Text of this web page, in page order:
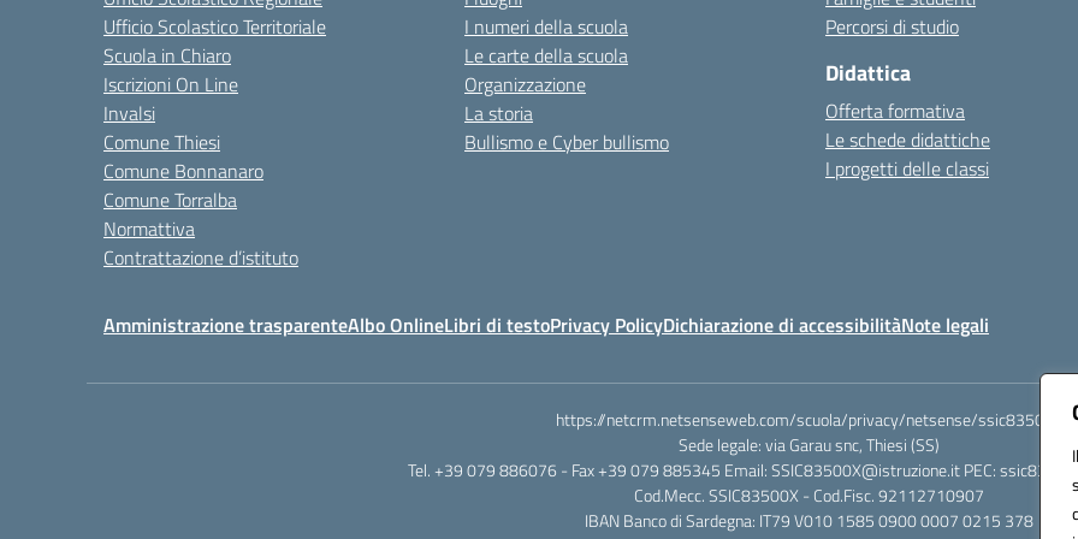
Ufficio Scolastico Territoriale
Scuola in Chiaro
Iscrizioni On Line
Invalsi
Comune Thiesi
Comune Bonnanaro
Comune Torralba
Normattiva
Contrattazione d’istituto
I numeri della scuola
Le carte della scuola
Organizzazione
La storia
Bullismo e Cyber bullismo
Percorsi di studio
Didattica
Offerta formativa
Le schede didattiche
I progetti delle classi
Amministrazione trasparenteAlbo OnlineLibri di testoPrivacy PolicyDichiarazione di accessibilitàNote legali
https://netcrm.netsenseweb.com/scuola/privacy/netsense/ssic83500x
Sede legale: via Garau snc, Thiesi (SS)
Tel. +39 079 886076 - Fax +39 079 885345 Email: SSIC83500X@istruzione.it PEC:
Cod.Mecc. SSIC83500X - Cod.Fisc. 92112710907
IBAN Banco di Sardegna: IT79 V010 1585 0900 0007 0215 378